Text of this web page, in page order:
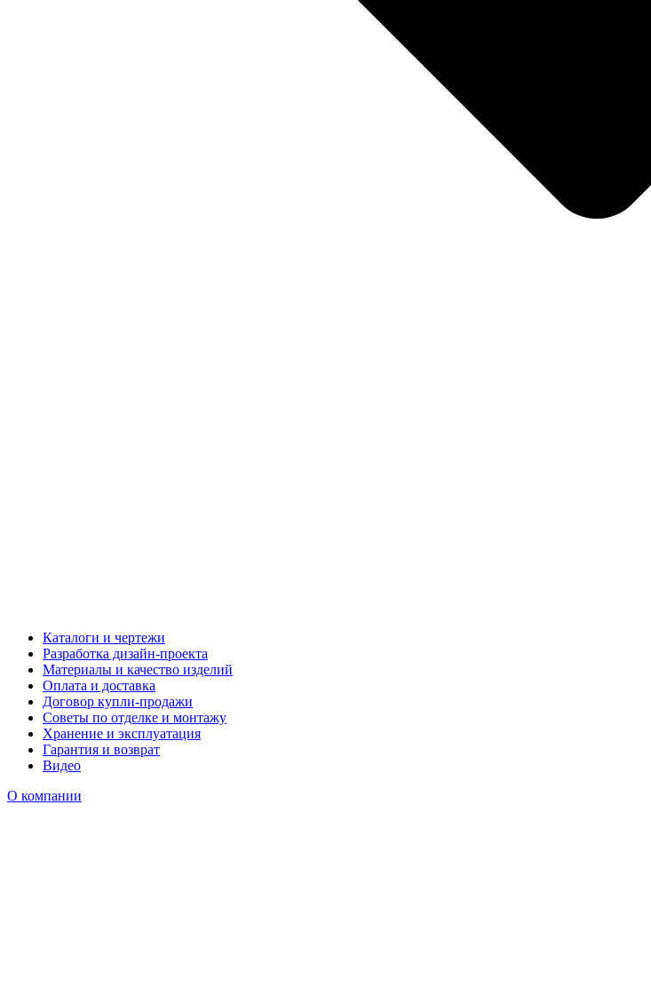
Каталоги и чертежи
Разработка дизайн-проекта
Материалы и качество изделий
Оплата и доставка
Договор купли-продажи
Советы по отделке и монтажу
Хранение и эксплуатация
Гарантия и возврат
Видео
О компании